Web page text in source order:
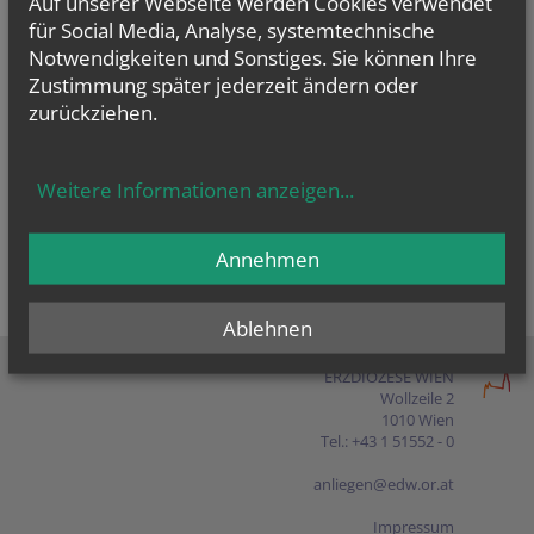
Presse
Shop
ERZDIÖZESE WIEN
Wollzeile 2
1010 Wien
Tel.: +43 1 51552 - 0
anliegen@edw.or.at
Impressum
für Social Media, Analyse, systemtechnische
Notwendigkeiten und Sonstiges. Sie können Ihre
Zustimmung später jederzeit ändern oder
zurückziehen.
Weitere Informationen anzeigen...
Ablehnen
Annehmen